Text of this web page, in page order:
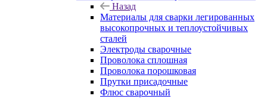
Назад
Материалы для сварки легированных
высокопрочных и теплоустойчивых
сталей
Электроды сварочные
Проволока сплошная
Проволока порошковая
Прутки присадочные
Флюс сварочный